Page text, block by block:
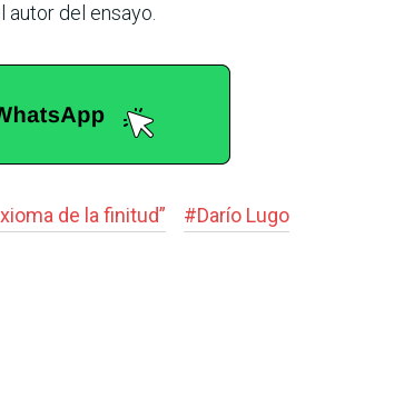
autor del ensayo.
de la finitud” #Darío Lugo